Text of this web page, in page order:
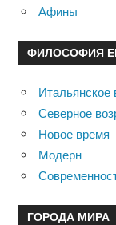
Афины
ФИЛОСОФИЯ
Итальянское
Северное
Новое время
Модерн
ГОРОДА МИРА